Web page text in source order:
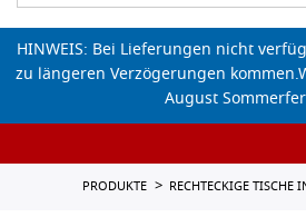
HINWEIS: Bei Lieferungen nicht
zu längeren Verzögerungen
August
PRODUKTE RECHTECKIGE TISCHE